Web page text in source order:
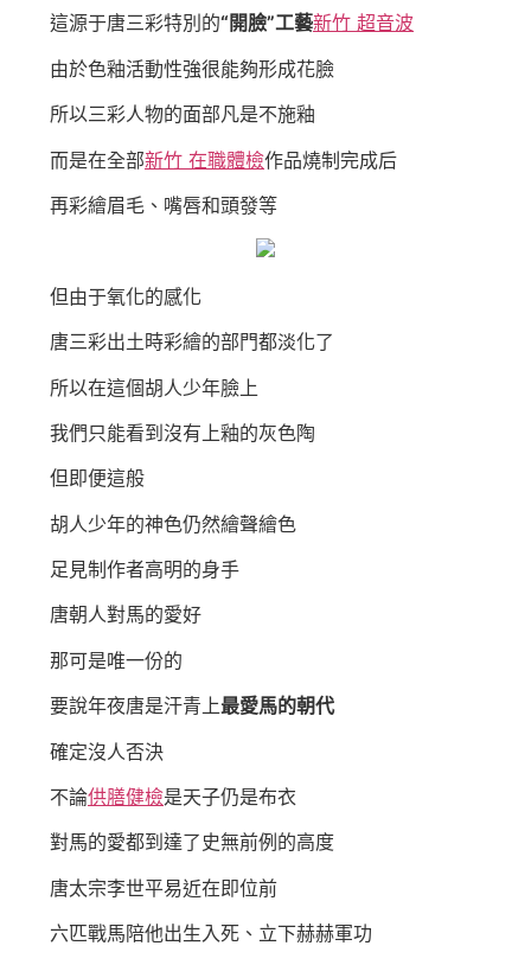
這源于唐三彩特別的“開臉”工藝新竹 超音波
由於色釉活動性強很能夠形成花臉
所以三彩人物的面部凡是不施釉
而是在全部新竹 在職體檢作品燒制完成后
再彩繪眉毛、嘴唇和頭發等
但由于氧化的感化
唐三彩出土時彩繪的部門都淡化了
所以在這個胡人少年臉上
我們只能看到沒有上釉的灰色陶
但即便這般
胡人少年的神色仍然繪聲繪色
足見制作者高明的身手
唐朝人對馬的愛好
那可是唯一份的
要說年夜唐是汗青上最愛馬的朝代
確定沒人否決
不論供膳健檢是天子仍是布衣
對馬的愛都到達了史無前例的高度
唐太宗李世平易近在即位前
六匹戰馬陪他出生入死、立下赫赫軍功